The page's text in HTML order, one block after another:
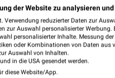
ANZEIGEN
der Website zu analysieren
reduzierter Daten zur
zur Auswahl personalisierter Werbung.
personalisierter Inhalte. Messung
oder Kombinationen von Daten aus
Auswahl von Inhalten.
in die USA gesendet werden.
diese Website/App.